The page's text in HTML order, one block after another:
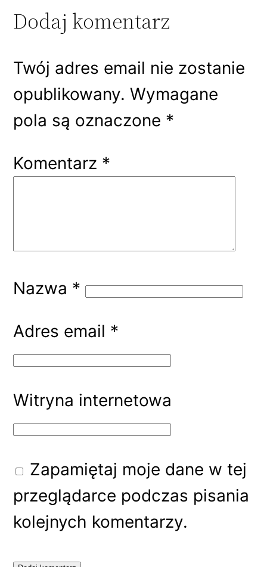
Dodaj komentarz
Twój adres email nie zostanie
opublikowany. Wymagane
pola są oznaczone *
Komentarz *
Nazwa *
Adres email *
Witryna internetowa
Zapamiętaj moje dane w tej
przeglądarce podczas pisania
kolejnych komentarzy.